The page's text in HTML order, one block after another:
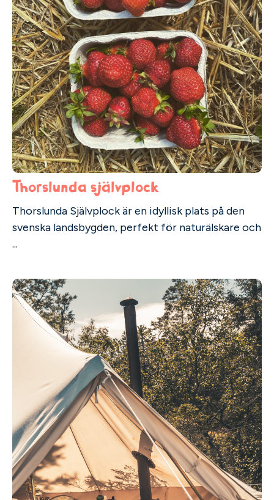
Thorslunda självplock
Thorslunda Självplock är en idyllisk plats på den
svenska landsbygden, perfekt för naturälskare och
...